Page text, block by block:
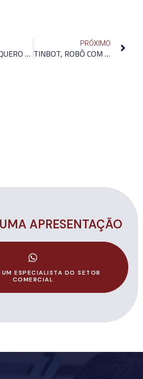
YOUTUBE – QUERO SABER QUAIS RECURSOS ESTÃO DISPONÍVEIS EM MEU ERP
PRÓXIMO
TINBOT, ROBÔ COM INTELIGÊNCIA E CORAÇÃO BRASILEIRO, SERÁ COMERCIALIZADO EM 2018 POR R$ 10 MIL
APRESENTAÇÃO
ESPECIALISTA DO SETOR
COMERCIAL